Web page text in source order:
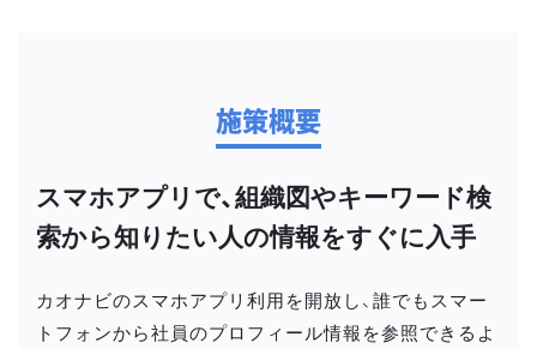
施策概要
スマホアプリで、組織図やキーワード検
索から知りたい人の情報をすぐに入手
カオナビのスマホアプリ利用を開放し、誰でもスマー
トフォンから社員のプロフィール情報を参照できるよ